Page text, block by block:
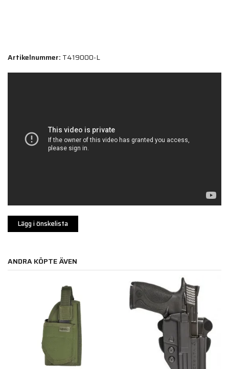
Artikelnummer: T419000-L
Lägg i önskelista
ANDRA KÖPTE ÄVEN